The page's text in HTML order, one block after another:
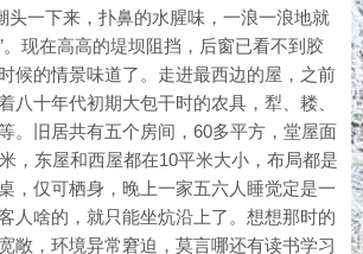
头一下来，扑鼻的水腥味，一浪一浪地就
。现在高高的堤坝阻挡，后窗已看不到胶
候的情景味道了。走进最西边的屋，之前
八十年代初期大包干时的农具，犁、耧、
。旧居共有五个房间，60多平方，堂屋面
，东屋和西屋都在10平米大小，布局都是
，仅可栖身，晚上一家五六人睡觉定是一
人啥的，就只能坐炕沿上了。想想那时的
敞，环境异常窘迫，莫言哪还有读书学习